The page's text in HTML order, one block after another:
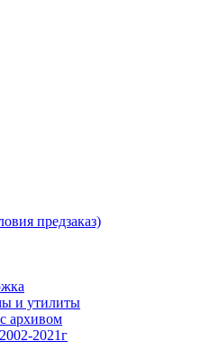
предзаказ)
и утилиты
архивом
2021г